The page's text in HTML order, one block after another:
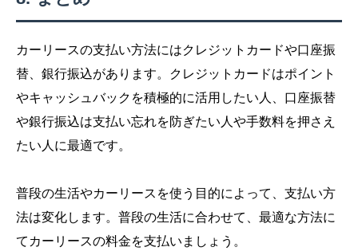
カーリースの支払い方法にはクレジットカードや口座振
替、銀行振込があります。クレジットカードはポイント
やキャッシュバックを積極的に活用したい人、口座振替
や銀行振込は支払い忘れを防ぎたい人や手数料を押さえ
たい人に最適です。
普段の生活やカーリースを使う目的によって、支払い方
法は変化します。普段の生活に合わせて、最適な方法に
てカーリースの料金を支払いましょう。